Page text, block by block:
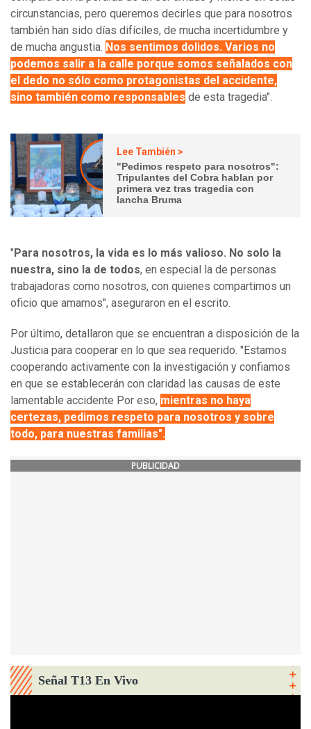
circunstancias, pero queremos decirles que para nosotros
también han sido días difíciles, de mucha incertidumbre y
de mucha angustia. Nos sentimos dolidos. Varios no
podemos salir a la calle porque somos señalados con
el dedo no sólo como protagonistas del accidente,
sino también como responsables de esta tragedia".
Lee También >
"Pedimos respeto para nosotros":
Tripulantes del Cobra hablan por
primera vez tras tragedia con
lancha Bruma
" Para nosotros, la vida es lo más valioso. No solo la
nuestra, sino la de todos, en especial la de personas
trabajadoras como nosotros, con quienes compartimos un
oficio que amamos", aseguraron en el escrito.
Por último, detallaron que se encuentran a disposición de la
Justicia para cooperar en lo que sea requerido. "Estamos
cooperando activamente con la investigación y confiamos
en que se establecerán con claridad las causas de este
lamentable accidente Por eso, mientras no haya
certezas, pedimos respeto para nosotros y sobre
todo, para nuestras familias".
PUBLICIDAD
Señal T13 En Vivo